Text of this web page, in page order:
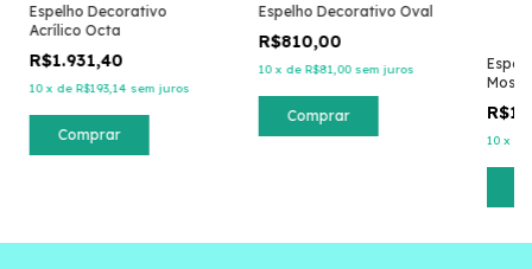
Espelho Decorativo
Acrílico Octa
R$1.931,40
10 x de R$193,14 sem juros
Comprar
Espelho Decorativo Oval
R$810,00
10 x de R$81,00 sem juros
Comprar
10 x